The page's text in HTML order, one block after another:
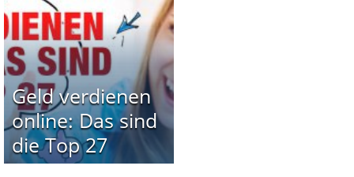
Geld verdienen
online: Das sind
die Top 27